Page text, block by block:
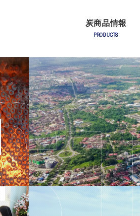
炭商品情報
PRODUCTS